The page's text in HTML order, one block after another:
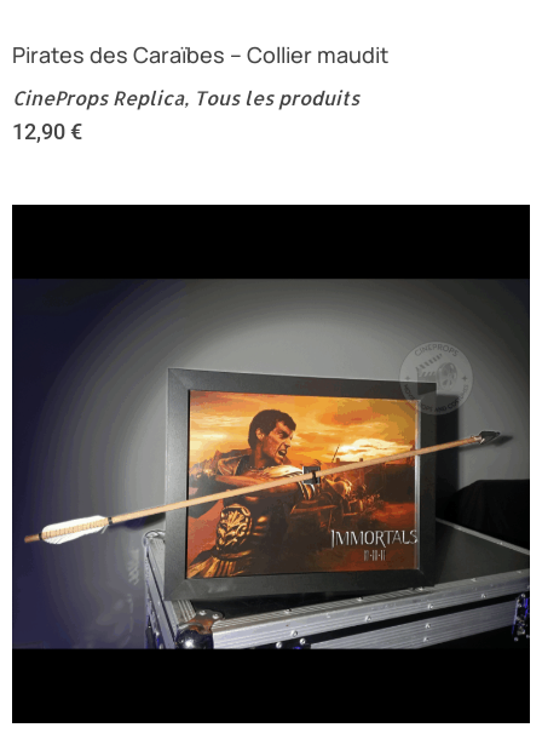
Pirates des Caraïbes – Collier maudit
CineProps Replica, Tous les produits
12,90€